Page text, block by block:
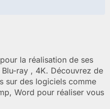
la réalisation de ses
ray , 4K. Découvrez de
sur des logiciels comme
Word pour réaliser vous